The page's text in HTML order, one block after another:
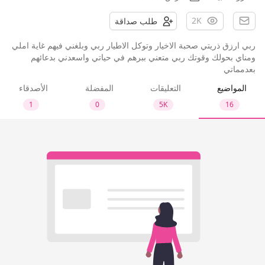
2K طلب صداقة
ربي ارزق ذريتي صحبة الاخيار وتوكل الاطيار ربي وبلغني فيهم غاية املي
ومناي بحولك وقوتك ربي متعني ببرهم في حياتي واسعدني بدعائهم
بعدمماتي
المواضيع
16
التعليقات
5K
المفضلة
0
الأصدقاء
1